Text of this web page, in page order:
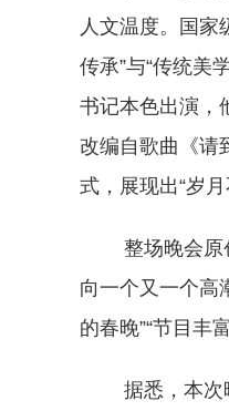
人文温度。国家
传承”与“传统美
书记本色出演，
改编自歌曲《请
式，展现出“岁
整场晚会原创
向一个又一个高
的春晚”“节目丰
据悉，本次晚